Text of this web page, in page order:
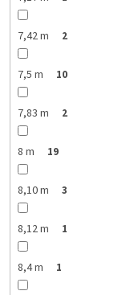
7,42 m 2
7,5 m 10
7,83 m 2
8 m 19
8,10 m 3
8,12 m 1
8,4 m 1